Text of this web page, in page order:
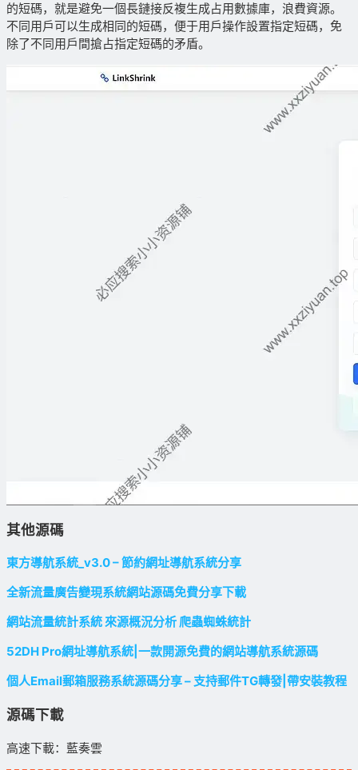
的短碼，就是避免一個長鏈接反複生成占用數據庫，浪費資源。
不同用戶可以生成相同的短碼，便于用戶操作設置指定短碼，免
除了不同用戶間搶占指定短碼的矛盾。
其他源碼
東方導航系統_v3.0 – 節約網址導航系統分享
全新流量廣告變現系統網站源碼免費分享下載
網站流量統計系統 來源概況分析 爬蟲蜘蛛統計
52DH Pro網址導航系統|一款開源免費的網站導航系統源碼
個人Email郵箱服務系統源碼分享 – 支持郵件TG轉發|帶安裝教程
源碼下載
高速下載：藍奏雲